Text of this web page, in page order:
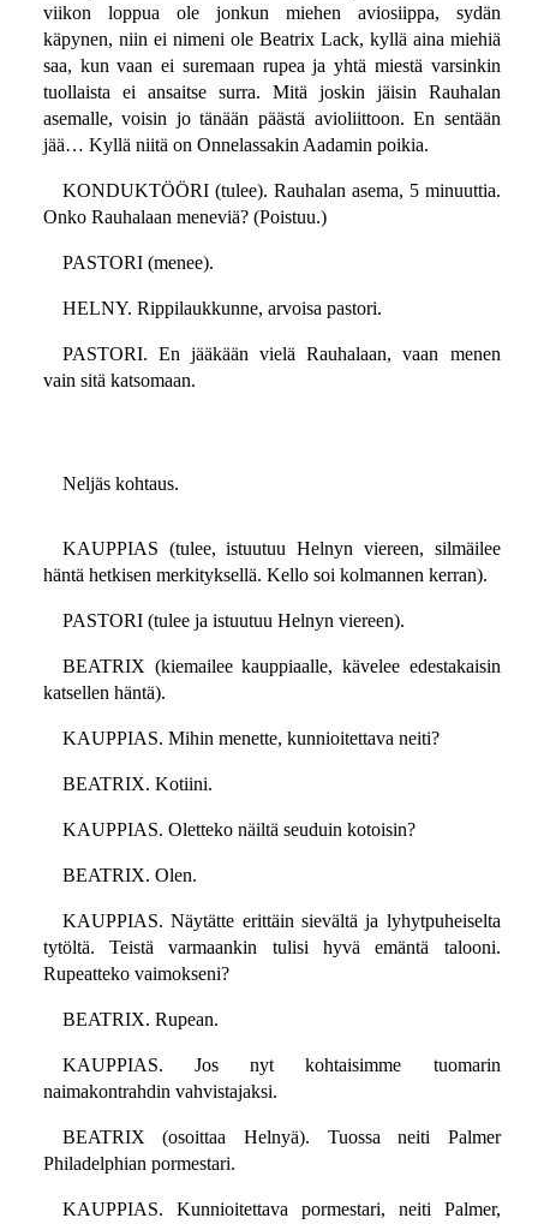
viikon loppua ole jonkun miehen aviosiippa, sydän
käpynen, niin ei nimeni ole Beatrix Lack, kyllä aina miehiä
saa, kun vaan ei suremaan rupea ja yhtä miestä varsinkin
tuollaista ei ansaitse surra. Mitä joskin jäisin Rauhalan
asemalle, voisin jo tänään päästä avioliittoon. En sentään
jää… Kyllä niitä on Onnelassakin Aadamin poikia.
KONDUKTÖÖRI (tulee). Rauhalan asema, 5 minuuttia.
Onko Rauhalaan meneviä? (Poistuu.)
PASTORI (menee).
HELNY. Rippilaukkunne, arvoisa pastori.
PASTORI. En jääkään vielä Rauhalaan, vaan menen
vain sitä katsomaan.
Neljäs kohtaus.
KAUPPIAS (tulee, istuutuu Helnyn viereen, silmäilee
häntä hetkisen merkityksellä. Kello soi kolmannen kerran).
PASTORI (tulee ja istuutuu Helnyn viereen).
BEATRIX (kiemailee kauppiaalle, kävelee edestakaisin
katsellen häntä).
KAUPPIAS. Mihin menette, kunnioitettava neiti?
BEATRIX. Kotiini.
KAUPPIAS. Oletteko näiltä seuduin kotoisin?
BEATRIX. Olen.
KAUPPIAS. Näytätte erittäin sievältä ja lyhytpuheiselta
tytöltä. Teistä varmaankin tulisi hyvä emäntä talooni.
Rupeatteko vaimokseni?
BEATRIX. Rupean.
KAUPPIAS. Jos nyt kohtaisimme tuomarin
naimakontrahdin vahvistajaksi.
BEATRIX (osoittaa Helnyä). Tuossa neiti Palmer
Philadelphian pormestari.
KAUPPIAS. Kunnioitettava pormestari, neiti Palmer,